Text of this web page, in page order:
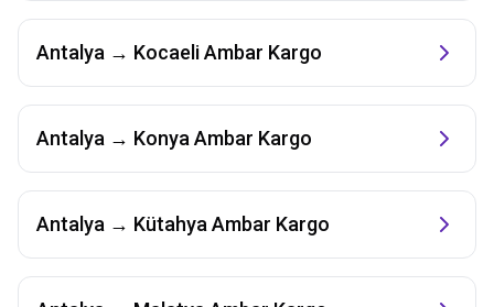
Antalya → KocaeliAmbar Kargo
Antalya → Konya Ambar Kargo
Antalya → Kütahya Ambar Kargo